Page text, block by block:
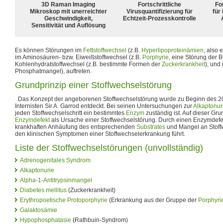
3D Raman Imaging
Mikroskop mit unerreichter
Geschwindigkeit,
Sensitivität und Auflösung
Fortschrittliche
Virusquantifizierung für
Echtzeit-Prozesskontrolle
für
Es können Störungen im Fettstoffwechsel (z.B. Hyperlipoproteinämien, also
im Aminosäuren- bzw. Eiweißstoffwechsel (z.B. Porphyrie, eine Störung der
Kohlenhydratstoffwechsel (z.B. bestimmte Formen der Zuckerkrankheit), und
Phosphatmangel), auftreten.
Grundprinzip einer Stoffwechselstörung
Das Konzept der angeborenen Stoffwechselstörung wurde zu Beginn des
Internisten Sir A. Garrod entdeckt. Bei seinen Untersuchungen zur
jeden Stoffwechselschritt ein bestimmtes Enzym zuständig ist. Auf dieser
Enzymdefektals Ursache einer Stoffwechselstörung. Durch einen
krankhaften Anhäufung des entsprechenden Substrates und Mangel an
den klinischen Symptomen einer Stoffwechselerkrankung führt.
Liste der Stoffwechselstörungen (unvollständig)
Adrenogenitales Syndrom
Alkaptonurie
Alpha-1-Antitrypsinmangel
Diabetes mellitus (Zuckerkrankheit)
Erythropoetische Protoporphyrie (Erkrankung aus der Gruppe der
Galaktosämie
Hypophosphatasie (Rathbuin-Syndrom)